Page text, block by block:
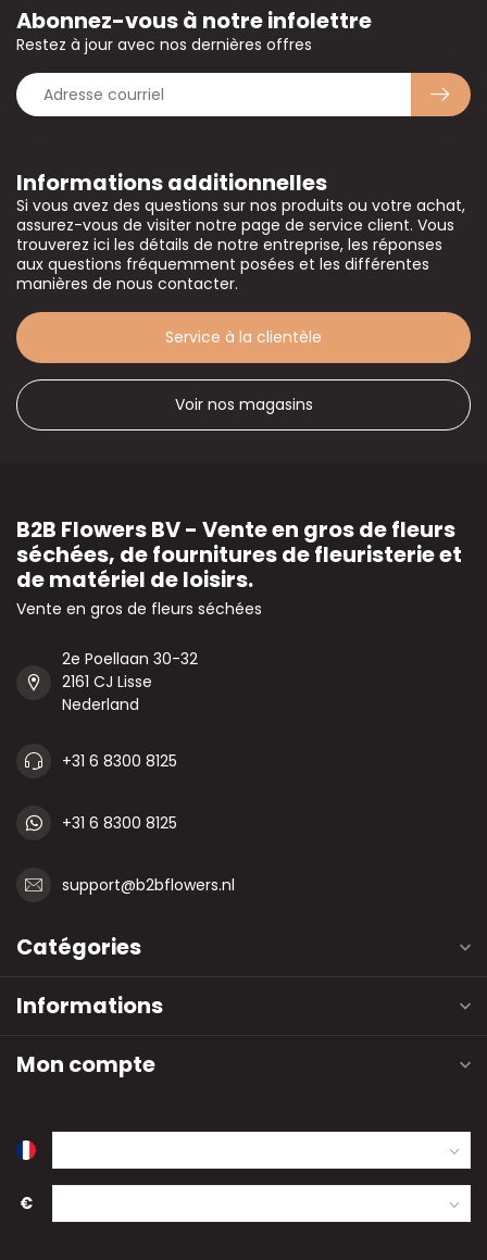
Informations additionnelles
Si vous avez des questions sur nos produits ou votre achat,
assurez-vous de visiter notre page de service client. Vous
trouverez ici les détails de notre entreprise, les réponses
aux questions fréquemment posées et les différentes
manières de nous contacter.
Service à la clientèle
Voir nos magasins
Abonnez-vous à notre infolettre
Restez à jour avec nos dernières offres
B2B Flowers BV - Vente en gros de fleurs
séchées, de fournitures de fleuristerie et
de matériel de loisirs.
Vente en gros de fleurs séchées
2e Poellaan 30-32
2161 CJ Lisse
Nederland
+31 6 8300 8125
+31 6 8300 8125
support@b2bflowers.nl
Catégories
Informations
Mon compte
€